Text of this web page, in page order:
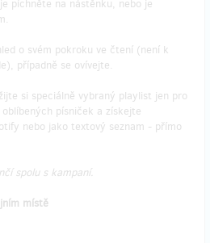
píchněte na nástěnku, nebo je
o svém pokroku ve čtení (není k
případně se ovívejte.
si speciálně vybraný playlist jen pro
písniček a získejte
nebo jako textový seznam - přímo
spolu s kampaní.
místě